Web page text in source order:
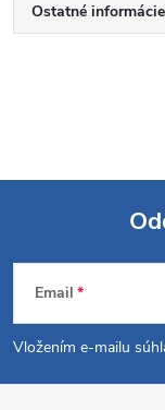
Ostatné informácie
Z
á
p
Email
Vložením e-mailu